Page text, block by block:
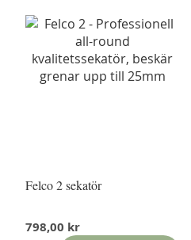
Felco 2 sekatör
798,00 kr